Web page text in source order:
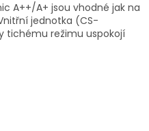
A++/A+ jsou vhodné jak na
jednotka (CS-
tichému režimu uspokojí